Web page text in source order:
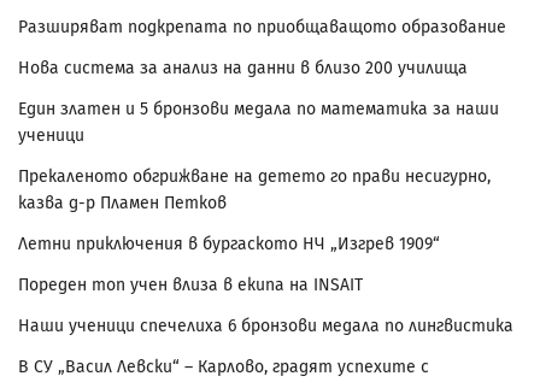
Разширяват подкрепата по приобщаващото образование
Нова система за анализ на данни в близо 200 училища
Един златен и 5 бронзови медала по математика за наши
ученици
Прекаленото обгрижване на детето го прави несигурно,
казва д-р Пламен Петков
Летни приключения в бургаското НЧ „Изгрев 1909“
Пореден топ учен влиза в екипа на INSAIT
Наши ученици спечелиха 6 бронзови медала по лингвистика
В СУ „Васил Левски“ – Карлово, градят успехите с